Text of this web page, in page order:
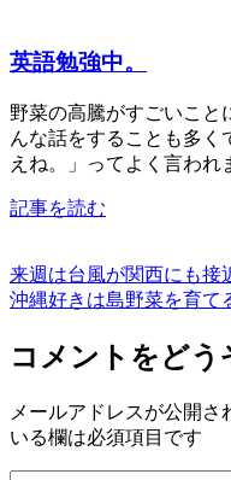
英語勉強中。
野菜の高騰がすごいこと
んな話をすることも多く
えね。」ってよく言われ
記事を読む
来週は台風が関西にも接
沖縄好きは島野菜を育て
コメントをどう
メールアドレスが公開さ
いる欄は必須項目です